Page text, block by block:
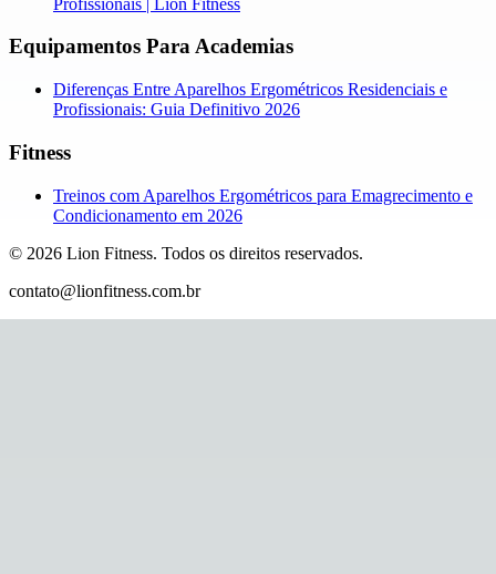
Equipamentos Para Academias
Diferenças Entre Aparelhos Ergométricos Residenciais e
Profissionais: Guia Definitivo 2026
Fitness
Treinos com Aparelhos Ergométricos para Emagrecimento e
Condicionamento em 2026
© 2026 Lion Fitness. Todos os direitos reservados.
contato@lionfitness.com.br